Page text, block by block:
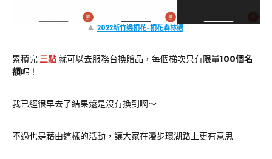
▲ 2022新竹遶桐花-桐花森林遇
累積完 三點就可以去服務台換贈品，每個梯次只有限量100個名
額呢！
我已經很早去了結果還是沒有換到啊～
不過也是藉由這樣的活動，讓大家在漫步環湖路上更有意思